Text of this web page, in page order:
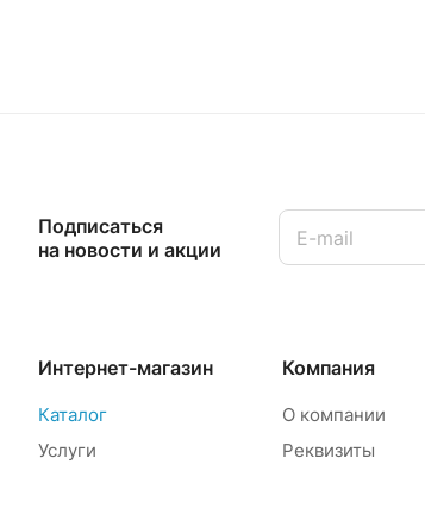
Подписаться
на новости и акции
Интернет-магазин
Каталог
Услуги
Компания
О компании
Реквизиты